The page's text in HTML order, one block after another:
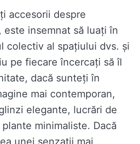
accesorii despre
este insemnat să luați în
colectiv al spațiului dvs. și
pe fiecare încercați să îl
dacă sunteți în
mai contemporan,
elegante, lucrări de
minimaliste. Dacă
unei senzații mai